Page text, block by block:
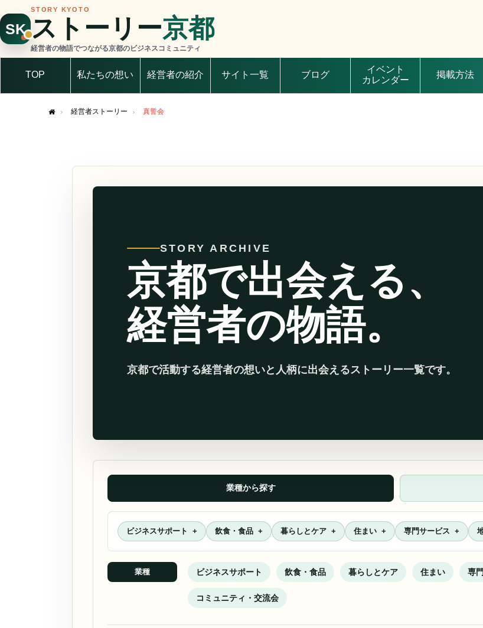
SK
STORY KYOTO
ストーリー京都
経営者の物語でつながる京都のビジネスコミュニティ
TOP 私たちの想い 経営者の紹介 サイト一覧 ブログ
イベント
カレンダー
掲載方法
経営者ストーリー 真誓会
STORY ARCHIVE
京都で出会える、
経営者の物語。
京都で活動する経営者の想いと人柄に出会えるストーリー一覧です。
業種から探す
ビジネスサポート 飲食・食品 暮らしとケア 住まい 専門サービス
業種 ビジネスサポート 飲食・食品 暮らしとケア 住まい 専
コミュニティ・交流会